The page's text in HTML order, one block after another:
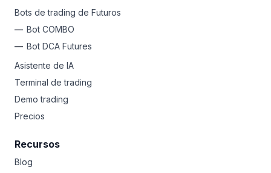
Bots de trading de Futuros
Bot COMBO
Bot DCA Futures
Asistente de IA
Terminal de trading
Demo trading
Precios
Recursos
Blog